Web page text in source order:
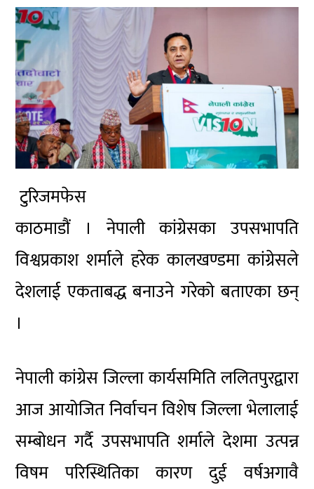
टुरिजमफेस
काठमाडौं। नेपालीकांग्रेसकाउपसभापति
विश्वप्रकाश शर्माले हरेक कालखण्डमाकांग्रेसले
देशलाई एकताबद्ध बनाउने गरेको बताएका छन्
।
नेपालीकांग्रेसजिल्ला कार्यसमिति ललितपुरद्वारा
आज आयोजित निर्वाचन विशेष जिल्ला भेलालाई
सम्बोधन गर्दै उपसभापति शर्माले देशमा उत्पन्न
विषम परिस्थितिका कारण दुई वर्षअगावै